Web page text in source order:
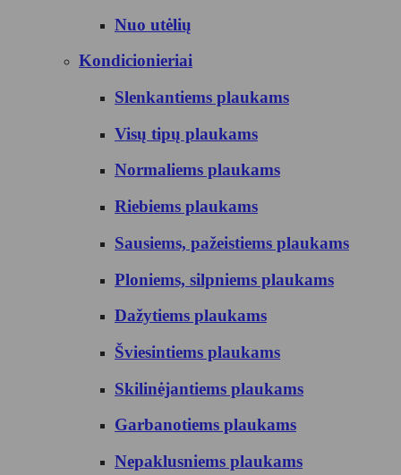
Nuo utėlių
Kondicionieriai
Slenkantiems plaukams
Visų tipų plaukams
Normaliems plaukams
Riebiems plaukams
Sausiems, pažeistiems plaukams
Ploniems, silpniems plaukams
Dažytiems plaukams
Šviesintiems plaukams
Skilinėjantiems plaukams
Garbanotiems plaukams
Nepaklusniems plaukams